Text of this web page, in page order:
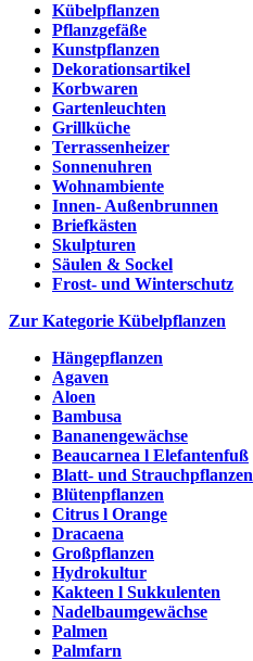
Kübelpflanzen
Pflanzgefäße
Kunstpflanzen
Dekorationsartikel
Korbwaren
Gartenleuchten
Grillküche
Terrassenheizer
Sonnenuhren
Wohnambiente
Innen- Außenbrunnen
Briefkästen
Skulpturen
Säulen & Sockel
Frost- und Winterschutz
Zur Kategorie Kübelpflanzen
Hängepflanzen
Agaven
Aloen
Bambusa
Bananengewächse
Beaucarnea l Elefantenfuß
Blatt- und Strauchpflanzen
Blütenpflanzen
Citrus l Orange
Dracaena
Großpflanzen
Hydrokultur
Kakteen l Sukkulenten
Nadelbaumgewächse
Palmen
Palmfarn